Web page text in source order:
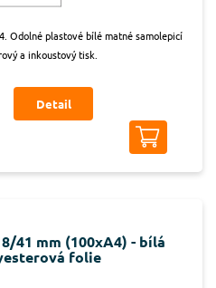
Odolné plastové bílé matné samolepicí
a inkoustový tisk.
Detail
41 mm (100xA4) - bílá
folie